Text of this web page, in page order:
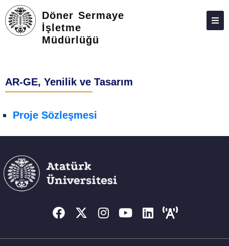
Döner Sermaye
İşletme
Müdürlüğü
GIZLILIK POLITIKASI
AR-GE, Yenilik ve Tasarım
Proje Sözleşmesi